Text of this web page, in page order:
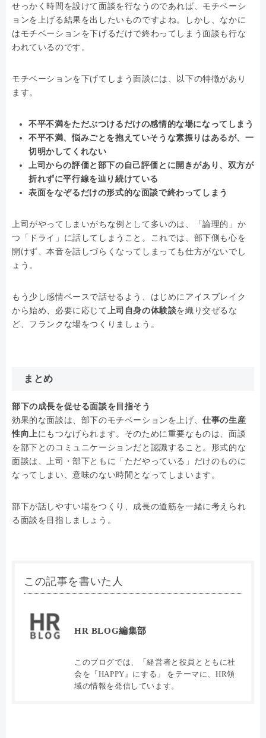
せっかく時間を設けて面談を行なうのであれば、モチベーシ
ョンを上げる結果を出したいものですよね。しかし、なかに
はモチベーションを下げるだけで終わってしまう面談も行な
われているのです。
モチベーションを下げてしまう面談には、以下の特徴があり
ます。
不平不満をただぶつけるだけの感情的な場になってしまう
不平不満、悩みごとを抱えていそうな素振りはあるが、一
切明かしてくれない
上司からの評価と部下の自己評価とに開きがあり、双方が
折れずに平行線を辿り続けている
表面をなぞるだけの形式的な面談で終わってしまう
上司がやってしまいがちな例として多いのは、「論理的」か
つ「ドライ」に話してしまうこと。これでは、部下側も心を
開けず、本音を話しづらくなってしまっても仕方がないでし
ょう。
もう少し感情ベースで話せるよう、はじめにアイスブレイク
から始め、必要に応じて 上司自身の体験談を織り交ぜるな
ど、フランクな場をつくりましょう。
まとめ
部下の成長を促せる面談を目指そう
効果的な面談は、部下のモチベーションを上げ、仕事の生産
性向上にもつなげられます。そのために重要なものは、面談
を部下とのコミュニケーションだと認識すること。形式的な
面談は、上司・部下ともに「ただやっている」だけのものに
なってしまい、意味のない時間となってしまいます。
部下が話しやすい場をつくり、成長の道筋を一緒に考えられ
る面談を目指しましょう。
この記事を書いた人
HR BLOG編集部
このブログでは、「経営者と役員とともに社
会を『HAPPY』にする」 をテーマに、HR領
域の情報を発信しています。